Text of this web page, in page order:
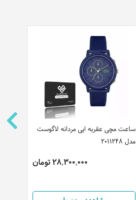
ساعت مچی عقربه ایی مردانه لاگوست
مدل 2011248
28,300,000 تومان